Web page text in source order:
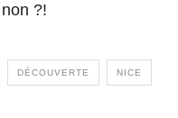
?!
DÉCOUVERTE NICE